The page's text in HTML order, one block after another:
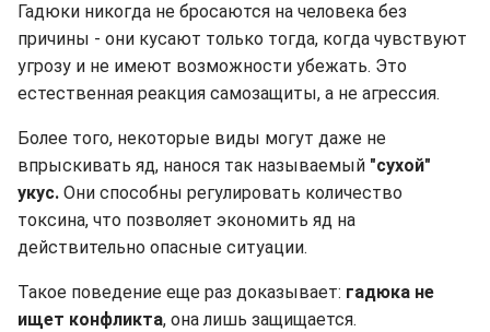
Гадюки никогда не бросаются на человека без
причины - они кусают только тогда, когда чувствуют
угрозу и не имеют возможности убежать. Это
естественная реакция самозащиты, а не агрессия.
Более того, некоторые виды могут даже не
впрыскивать яд, нанося так называемый "сухой"
укус. Они способны регулировать количество
токсина, что позволяет экономить яд на
действительно опасные ситуации.
Такое поведение еще раз доказывает: гадюка не
ищет конфликта, она лишь защищается.